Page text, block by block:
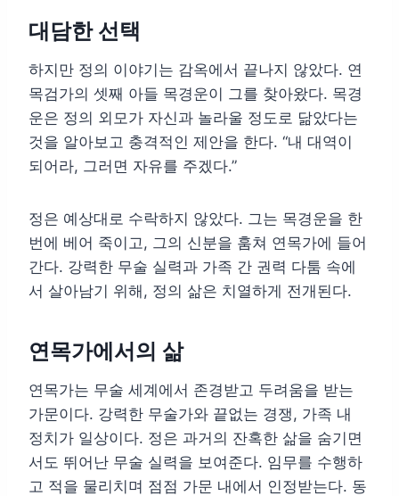
대담한 선택
하지만 정의 이야기는 감옥에서 끝나지 않았다. 연
목검가의 셋째 아들 목경운이 그를 찾아왔다. 목경
운은 정의 외모가 자신과 놀라울 정도로 닮았다는
것을 알아보고 충격적인 제안을 한다. “내 대역이
되어라, 그러면 자유를 주겠다.”
정은 예상대로 수락하지 않았다. 그는 목경운을 한
번에 베어 죽이고, 그의 신분을 훔쳐 연목가에 들어
간다. 강력한 무술 실력과 가족 간 권력 다툼 속에
서 살아남기 위해, 정의 삶은 치열하게 전개된다.
연목가에서의 삶
연목가는 무술 세계에서 존경받고 두려움을 받는
가문이다. 강력한 무술가와 끝없는 경쟁, 가족 내
정치가 일상이다. 정은 과거의 잔혹한 삶을 숨기면
서도 뛰어난 무술 실력을 보여준다. 임무를 수행하
고 적을 물리치며 점점 가문 내에서 인정받는다. 동